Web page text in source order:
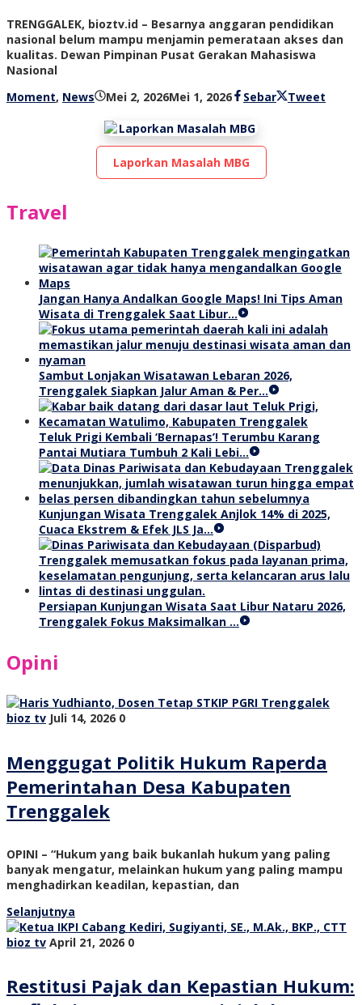
TRENGGALEK, bioztv.id – Besarnya anggaran pendidikan
nasional belum mampu menjamin pemerataan akses dan
kualitas. Dewan Pimpinan Pusat Gerakan Mahasiswa
Nasional
Moment, News Mei 2, 2026Mei 1, 2026oleh
tv
Sebar Tweet
Laporkan Masalah MBG
Travel
Jangan Hanya Andalkan Google Maps! Ini Tips Aman
Wisata di Trenggalek Saat Libur…
Sambut Lonjakan Wisatawan Lebaran 2026,
Trenggalek Siapkan Jalur Aman & Per…
Teluk Prigi Kembali ‘Bernapas’! Terumbu Karang
Pantai Mutiara Tumbuh 2 Kali Lebi…
Kunjungan Wisata Trenggalek Anjlok 14% di 2025,
Cuaca Ekstrem & Efek JLS Ja…
Persiapan Kunjungan Wisata Saat Libur Nataru 2026,
Trenggalek Fokus Maksimalkan …
Opini
bioz tv Juli 14, 2026 0
Menggugat Politik Hukum Raperda
Pemerintahan Desa Kabupaten
Trenggalek
OPINI – “Hukum yang baik bukanlah hukum yang paling
banyak mengatur, melainkan hukum yang paling mampu
menghadirkan keadilan, kepastian, dan
Selanjutnya
bioz tv April 21, 2026 0
Restitusi Pajak dan Kepastian Hukum: